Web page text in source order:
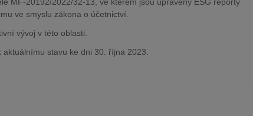
ve smyslu zákona o účetnictví.
vývoj v této oblasti.
stavu ke dni 30. října 2023.